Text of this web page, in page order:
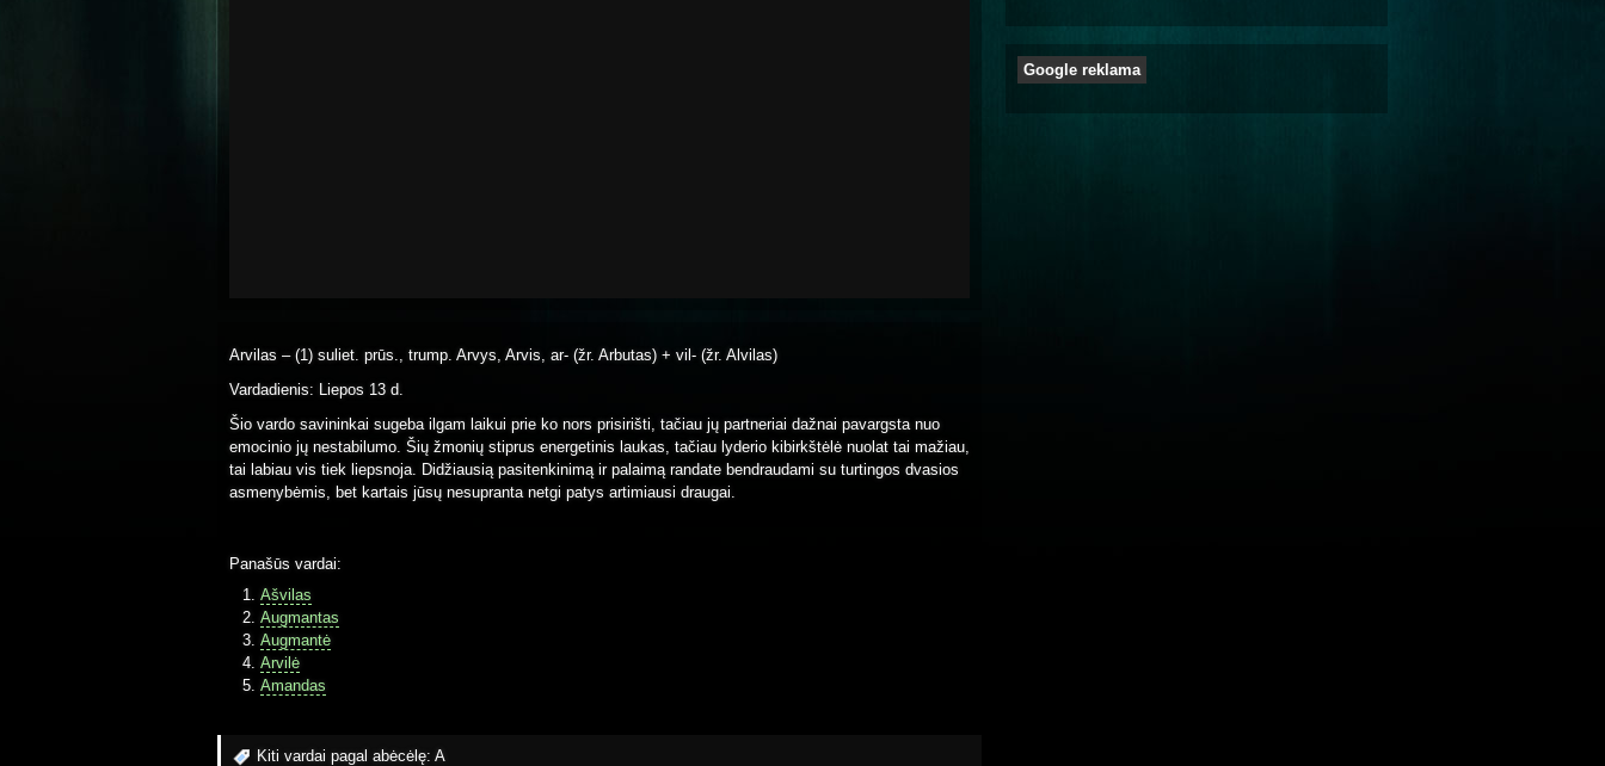
Arvilas – (1) suliet. prūs., trump. Arvys, Arvis, ar- (žr. Arbutas) + vil- (žr. Alvilas)
Vardadienis: Liepos 13 d.
Šio vardo savininkai sugeba ilgam laikui prie ko nors prisirišti, tačiau jų partneriai dažnai pavargsta nuo
emocinio jų nestabilumo. Šių žmonių stiprus energetinis laukas, tačiau lyderio kibirkštėlė nuolat tai mažiau,
tai labiau vis tiek liepsnoja. Didžiausią pasitenkinimą ir palaimą randate bendraudami su turtingos dvasios
asmenybėmis, bet kartais jūsų nesupranta netgi patys artimiausi draugai.
Panašūs vardai:
Ašvilas
Augmantas
Augmantė
Arvilė
Amandas
Kiti vardai pagal abėcėlę: A
Google reklama